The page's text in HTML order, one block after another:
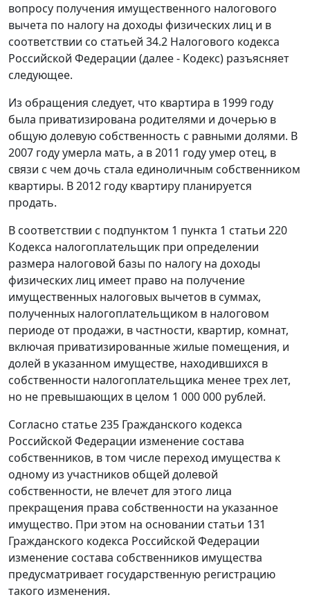
вопросу получения имущественного налогового
вычета по налогу на доходы физических лиц и в
соответствии со статьей 34.2 Налогового кодекса
Российской Федерации (далее - Кодекс) разъясняет
следующее.
Из обращения следует, что квартира в 1999 году
была приватизирована родителями и дочерью в
общую долевую собственность с равными долями. В
2007 году умерла мать, а в 2011 году умер отец, в
связи с чем дочь стала единоличным собственником
квартиры. В 2012 году квартиру планируется
продать.
В соответствии с подпунктом 1 пункта 1 статьи 220
Кодекса налогоплательщик при определении
размера налоговой базы по налогу на доходы
физических лиц имеет право на получение
имущественных налоговых вычетов в суммах,
полученных налогоплательщиком в налоговом
периоде от продажи, в частности, квартир, комнат,
включая приватизированные жилые помещения, и
долей в указанном имуществе, находившихся в
собственности налогоплательщика менее трех лет,
но не превышающих в целом 1 000 000 рублей.
Согласно статье 235 Гражданского кодекса
Российской Федерации изменение состава
собственников, в том числе переход имущества к
одному из участников общей долевой
собственности, не влечет для этого лица
прекращения права собственности на указанное
имущество. При этом на основании статьи 131
Гражданского кодекса Российской Федерации
изменение состава собственников имущества
предусматривает государственную регистрацию
такого изменения.